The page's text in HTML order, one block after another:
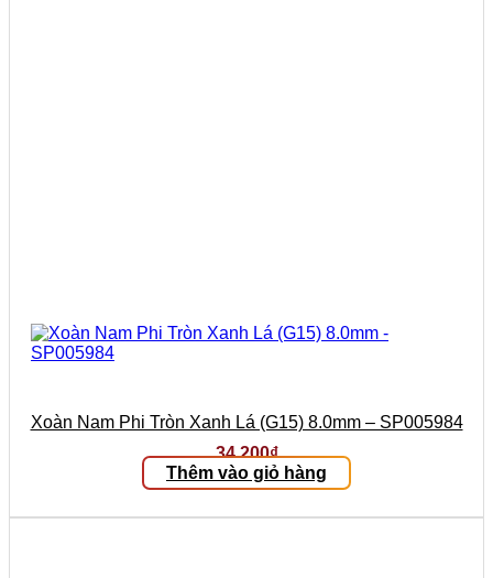
Xoàn Nam Phi Tròn Xanh Lá (G15) 8.0mm – SP005984
34.200₫
Thêm vào giỏ hàng